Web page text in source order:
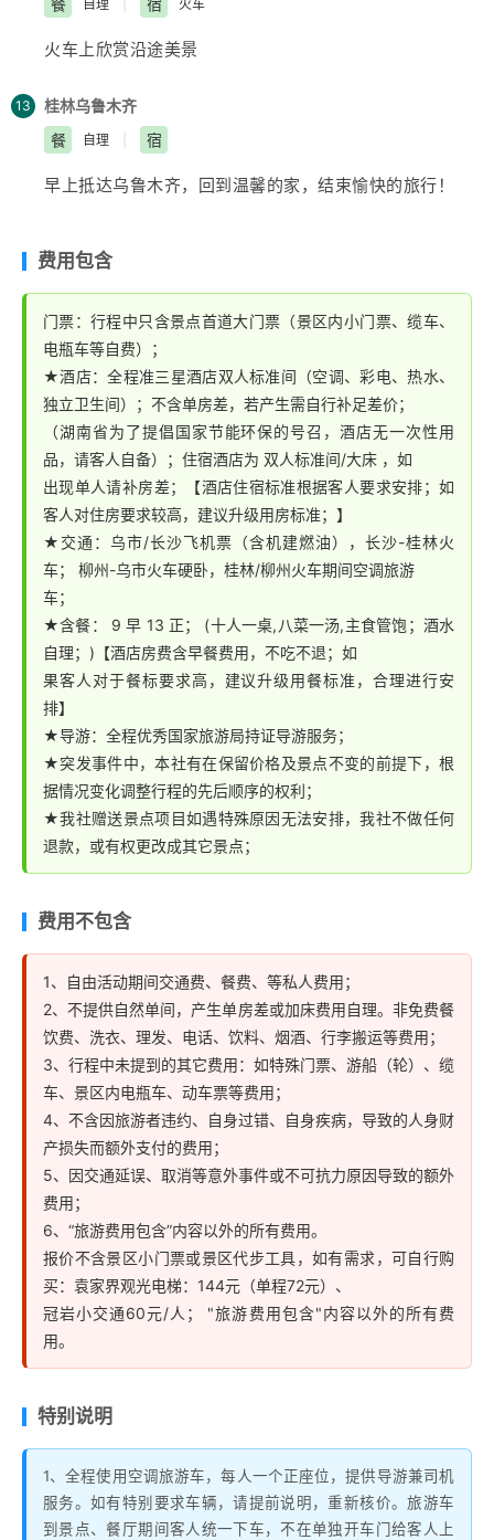
流程：1、小朋友自己收集落叶 2、用落叶拼成图案并拓
印到扇子上
现70后，80后爸妈童年的玩乐方式，让孩子了解爸妈的
别样童年，增进彼此之间的感情。而且让孩子们发现：离
和杉湖的统称，在阳桥处相连，两湖自古就一直互通互
连，如同姐妹，故得名。榕杉湖是两江四湖环城水系中最
州，晚根据火车时间乘车返回乌市。
餐 自理 宿 火车
火车上欣赏沿途美景
13 桂林乌鲁木齐
餐
自理 宿
早上抵达乌鲁木齐，回到温馨的家，结束愉快的旅行！
费用包含
门票：行程中只含景点首道大门票（景区内小门票、缆车、
电瓶车等自费）；
★酒店：全程准三星酒店双人标准间（空调、彩电、热水、
独立卫生间）；不含单房差，若产生需自行补足差价；
（湖南省为了提倡国家节能环保的号召，酒店无一次性用
品，请客人自备）；住宿酒店为 双人标准间/大床 ，如
出现单人请补房差；【酒店住宿标准根据客人要求安排；如
客人对住房要求较高，建议升级用房标准；】
★交通：乌市/长沙飞机票（含机建燃油），长沙-桂林火
车； 柳州-乌市火车硬卧，桂林/柳州火车期间空调旅游
车；
★含餐： 9 早 13 正； (十人一桌,八菜一汤,主食管饱；酒水
自理；)【酒店房费含早餐费用，不吃不退；如
果客人对于餐标要求高，建议升级用餐标准，合理进行安
排】
★导游：全程优秀国家旅游局持证导游服务；
★突发事件中，本社有在保留价格及景点不变的前提下，根
据情况变化调整行程的先后顺序的权利；
★我社赠送景点项目如遇特殊原因无法安排，我社不做任何
退款，或有权更改成其它景点；
费用不包含
1、自由活动期间交通费、餐费、等私人费用；
2、不提供自然单间，产生单房差或加床费用自理。非免费餐
饮费、洗衣、理发、电话、饮料、烟酒、行李搬运等费用；
3、行程中未提到的其它费用：如特殊门票、游船（轮）、缆
车、景区内电瓶车、动车票等费用；
4、不含因旅游者违约、自身过错、自身疾病，导致的人身财
产损失而额外支付的费用；
5、因交通延误、取消等意外事件或不可抗力原因导致的额外
费用；
6、“旅游费用包含”内容以外的所有费用。
报价不含景区小门票或景区代步工具，如有需求，可自行购
买：袁家界观光电梯：144元（单程72元）、
冠岩小交通60元/人； "旅游费用包含"内容以外的所有费
用。
特别说明
1、全程使用空调旅游车，每人一个正座位，提供导游兼司机
服务。如有特别要求车辆，请提前说明，重新核价。旅游车
到景点、餐厅期间客人统一下车，不在单独开车门给客人上